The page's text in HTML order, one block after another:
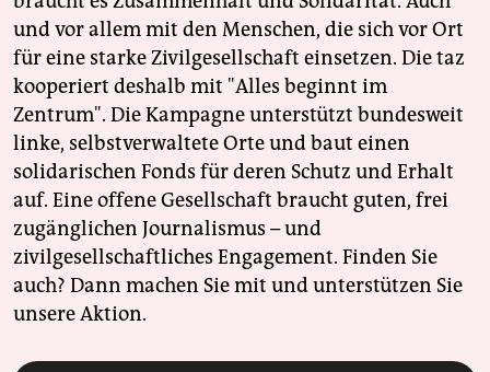
und vor allem mit den Menschen, die sich vor Ort
für eine starke Zivilgesellschaft einsetzen. Die taz
kooperiert deshalb mit "Alles beginnt im
Zentrum". Die Kampagne unterstützt bundesweit
linke, selbstverwaltete Orte und baut einen
solidarischen Fonds für deren Schutz und Erhalt
auf. Eine offene Gesellschaft braucht guten, frei
zugänglichen Journalismus – und
zivilgesellschaftliches Engagement. Finden Sie
auch? Dann machen Sie mit und unterstützen Sie
unsere Aktion.